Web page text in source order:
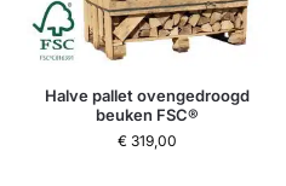
Halve pallet ovengedroogd
beuken FSC®
€ 319,00